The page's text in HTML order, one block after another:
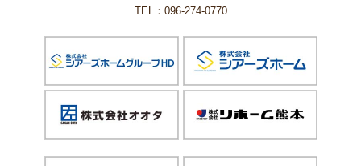
TEL：096-274-0770